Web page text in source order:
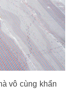
vô cùng khẩn